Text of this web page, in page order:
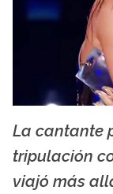
La cantante
tripulación
viajó más